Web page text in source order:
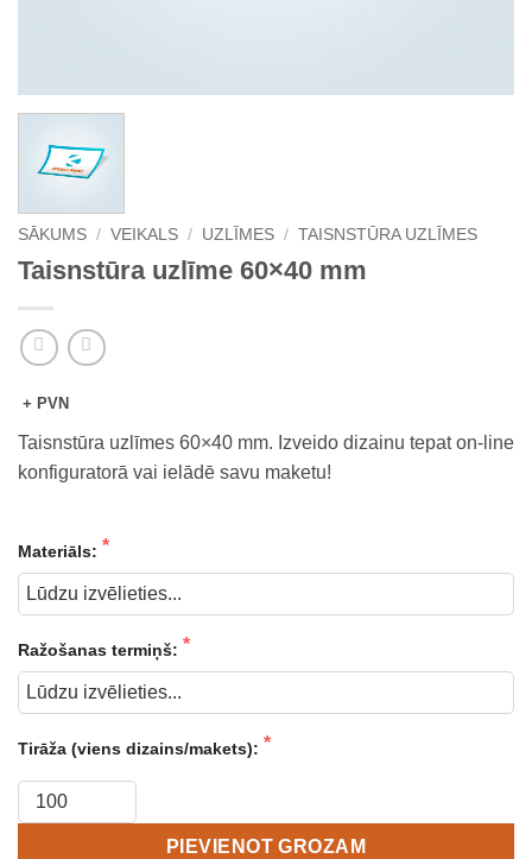
SĀKUMS / VEIKALS / UZLĪMES / TAISNSTŪRA UZLĪMES
Taisnstūra uzlīme 60×40 mm
+ PVN
Taisnstūra uzlīmes 60×40 mm. Izveido dizainu tepat on-line
konfiguratorā vai ielādē savu maketu!
Materiāls:
Ražošanas termiņš:
Tirāža (viens dizains/makets):
PIEVIENOT GROZAM